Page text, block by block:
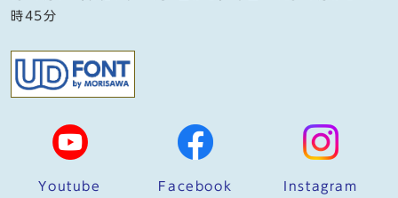
時45分
Youtube Facebook Instagram